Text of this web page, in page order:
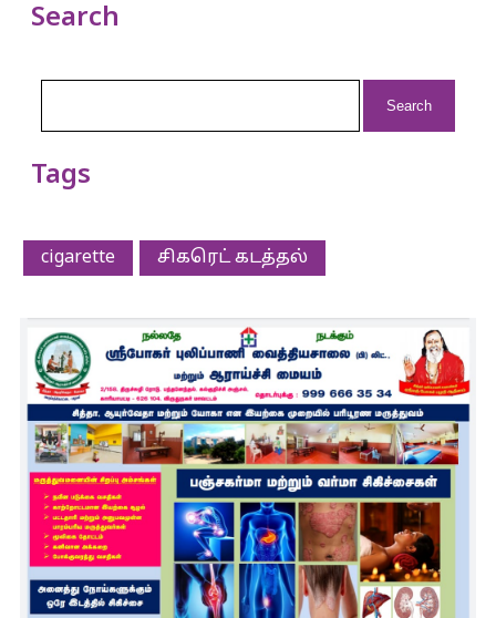
Search
Tags
cigarette சிகரெட் கடத்தல்